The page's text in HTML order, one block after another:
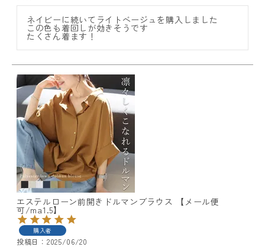
ネイビーに続いてライトベージュを購入しました
この色も着回しが効きそうです
たくさん着ます！
エステルローン前開きドルマンブラウス 【メール便
可/ma1.5】
購入者
投稿日 2025/06/20